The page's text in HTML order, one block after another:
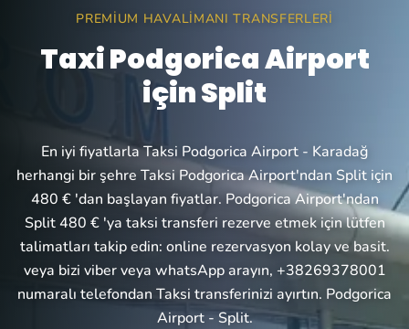
PREMIUM HAVALIMANI TRANSFERLERI
Taxi Podgorica Airport
için Split
En iyi fiyatlarla Taksi Podgorica Airport - Karadağ
herhangi bir şehre Taksi Podgorica Airport'ndan Split için
480 € 'dan başlayan fiyatlar. Podgorica Airport'ndan
Split 480 € 'ya taksi transferi rezerve etmek için lütfen
talimatları takip edin: online rezervasyon kolay ve basit.
veya bizi viber veya whatsApp arayın, +38269378001
numaralı telefondan Taksi transferinizi ayırtın. Podgorica
Airport - Split.